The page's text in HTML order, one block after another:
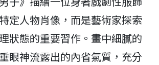
定人物肖像，而是藝術家探索
狀態的重要習作。畫中細膩的
眼神流露出的內省氣質，充分